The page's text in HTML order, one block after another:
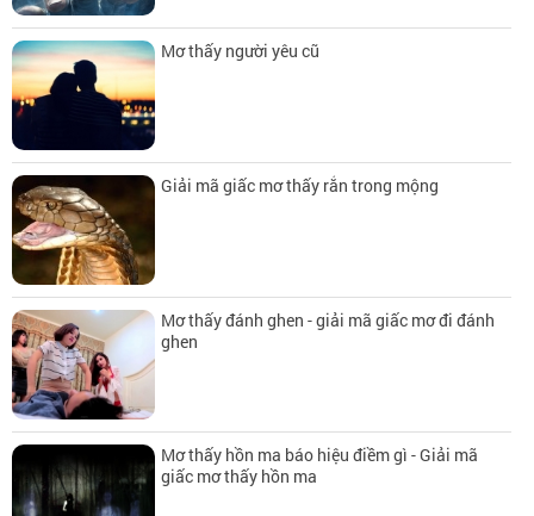
Mơ thấy người yêu cũ
Giải mã giấc mơ thấy rắn trong mộng
Mơ thấy đánh ghen - giải mã giấc mơ đi đánh
ghen
Mơ thấy hồn ma báo hiệu điềm gì - Giải mã
giấc mơ thấy hồn ma